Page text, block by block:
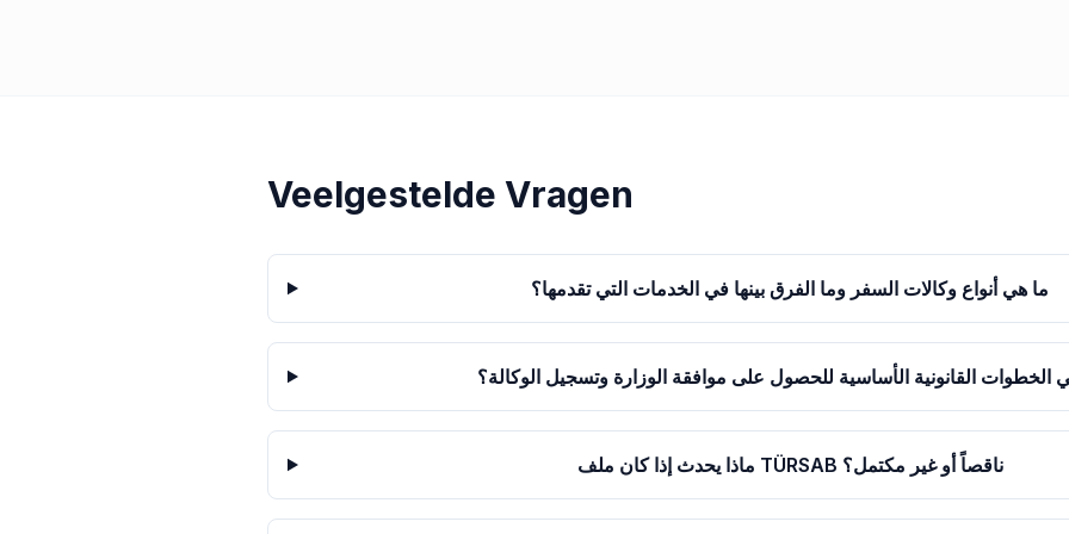
Veelgestelde Vragen
ما هي أنواع وكالات السفر وما الفرق بينها في الخدمات التي تقدمها؟
الخطوات القانونية الأساسية للحصول على موافقة الوزارة وتسجيل الوكالة؟
ماذا يحدث إذا كان ملف TÜRSAB ناقصاً أو غير مكتمل؟